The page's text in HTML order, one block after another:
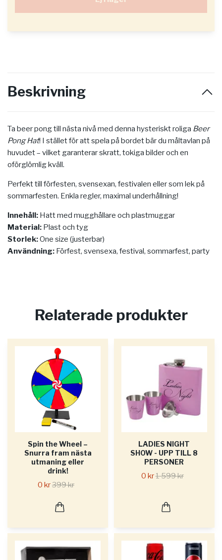
Beskrivning
Ta beer pong till nästa nivå med denna hysteriskt roliga Beer
Pong Hat! I stället för att spela på bordet bär du måltavlan på
huvudet – vilket garanterar skratt, tokiga bilder och en
oförglömlig kväll.
Perfekt till förfesten, svensexan, festivalen eller som lek på
sommarfesten. Enkla regler, maximal underhållning!
Innehåll: Hatt med mugghållare och plastmuggar
Material: Plast och tyg
Storlek:One size (justerbar)
Användning: Förfest, svensexa, festival, sommarfest, party
Relaterade produkter
Spin the Wheel –
Snurra fram nästa
utmaning eller
drink!
0 kr399 kr
LADIES NIGHT
SHOW - UPP TILL 8
PERSONER
0 kr1 599 kr